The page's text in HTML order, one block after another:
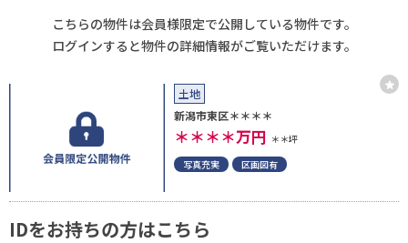
こちらの物件は会員様限定で公開している物件です。
ログインすると物件の詳細情報がご覧いただけます。
土地
新潟市東区＊＊＊＊
＊＊＊＊万円 ＊＊坪
写真充実
区画図有
IDをお持ちの方はこちら